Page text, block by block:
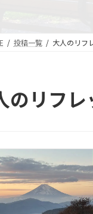
投稿一覧 大人のリフ
のリフレ